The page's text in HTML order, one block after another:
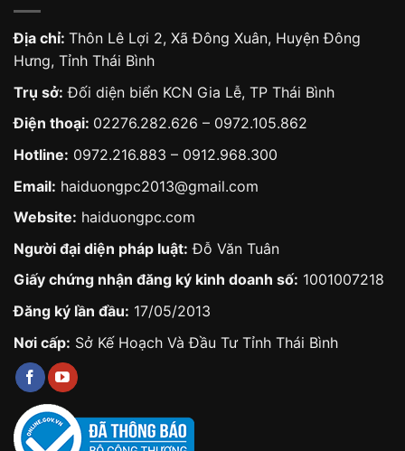
Địa chỉ: Thôn Lê Lợi 2, Xã Đông Xuân, Huyện Đông
Hưng, Tỉnh Thái Bình
Trụ sở: Đối diện biển KCN Gia Lễ, TP Thái Bình
Điện thoại: 02276.282.626 – 0972.105.862
Hotline: 0972.216.883 – 0912.968.300
Email: haiduongpc2013@gmail.com
Website: haiduongpc.com
Người đại diện pháp luật: Đỗ Văn Tuân
Giấy chứng nhận đăng ký kinh doanh số: 1001007218
Đăng ký lần đầu: 17/05/2013
Nơi cấp: Sở Kế Hoạch Và Đầu Tư Tỉnh Thái Bình